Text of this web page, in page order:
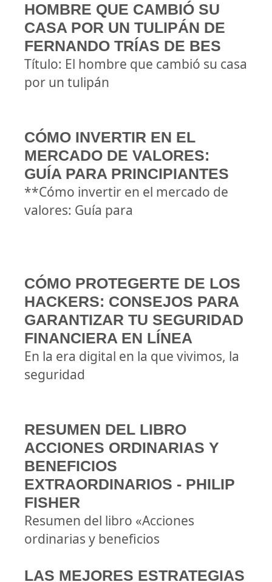
HOMBRE QUE CAMBIÓ SU
CASA POR UN TULIPÁN DE
FERNANDO TRÍAS DE BES
Título: El hombre que cambió su casa
por un tulipán
CÓMO INVERTIR EN EL
MERCADO DE VALORES:
GUÍA PARA PRINCIPIANTES
**Cómo invertir en el mercado de
valores: Guía para
CÓMO PROTEGERTE DE LOS
HACKERS: CONSEJOS PARA
GARANTIZAR TU SEGURIDAD
FINANCIERA EN LÍNEA
En la era digital en la que vivimos, la
seguridad
RESUMEN DEL LIBRO
ACCIONES ORDINARIAS Y
BENEFICIOS
EXTRAORDINARIOS - PHILIP
FISHER
Resumen del libro «Acciones
ordinarias y beneficios
LAS MEJORES ESTRATEGIAS